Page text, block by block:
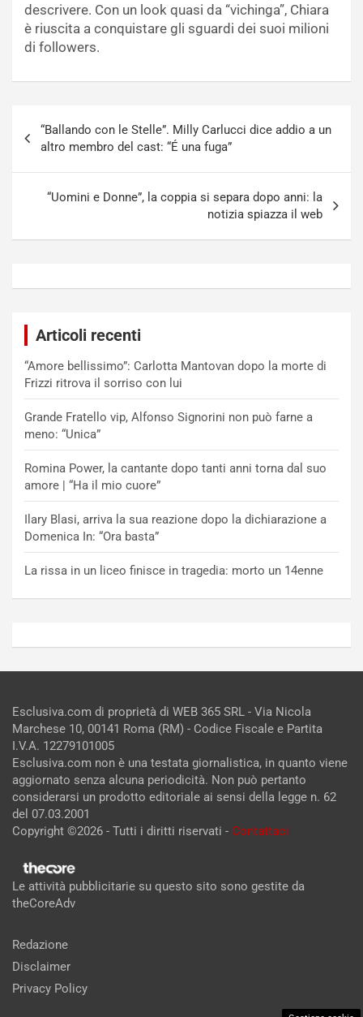
descrivere. Con un look quasi da “vichinga”, Chiara
è riuscita a conquistare gli sguardi dei suoi milioni
di followers.
articoli
“Ballando con le Stelle”. Milly Carlucci dice addio a un
altro membro del cast: “É una fuga”
“Uomini e Donne”, la coppia si separa dopo anni: la
notizia spiazza il web
Articoli recenti
“Amore bellissimo”: Carlotta Mantovan dopo la morte di
Frizzi ritrova il sorriso con lui
Grande Fratello vip, Alfonso Signorini non può farne a
meno: “Unica”
Romina Power, la cantante dopo tanti anni torna dal suo
amore | “Ha il mio cuore”
Ilary Blasi, arriva la sua reazione dopo la dichiarazione a
Domenica In: “Ora basta”
La rissa in un liceo finisce in tragedia: morto un 14enne
Esclusiva.com di proprietà di WEB 365 SRL - Via Nicola
Marchese 10, 00141 Roma (RM) - Codice Fiscale e Partita
I.V.A. 12279101005
Esclusiva.com non è una testata giornalistica, in quanto viene
aggiornato senza alcuna periodicità. Non può pertanto
considerarsi un prodotto editoriale ai sensi della legge n. 62
del 07.03.2001
Copyright ©2026 - Tutti i diritti riservati - Contattaci
Le attività pubblicitarie su questo sito sono gestite da
theCoreAdv
Redazione
Disclaimer
Privacy Policy